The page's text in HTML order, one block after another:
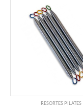
RESORTES PILATES